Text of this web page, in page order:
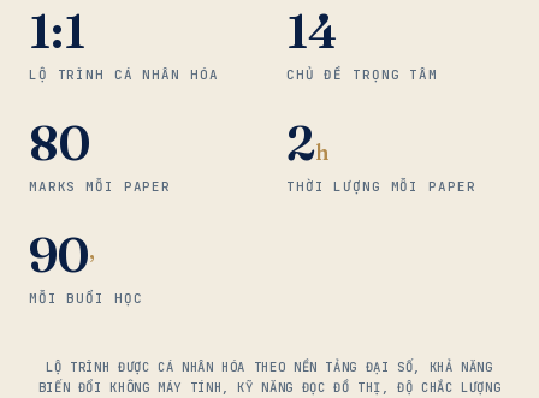
1:1
LỘ TRÌNH CÁ NHÂN HÓA
14
CHỦ ĐỀ TRỌNG TÂM
80
MARKS MỖI PAPER
2h
THỜI LƯỢNG MỖI PAPER
90’
MỖI BUỔI HỌC
LỘ TRÌNH ĐƯỢC CÁ NHÂN HÓA THEO NỀN TẢNG ĐẠI SỐ, KHẢ NĂNG
BIẾN ĐỔI KHÔNG MÁY TÍNH, KỸ NĂNG ĐỌC ĐỒ THỊ, ĐỘ CHẮC LƯỢNG